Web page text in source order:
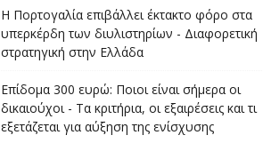
Η Πορτογαλία επιβάλλει έκτακτο φόρο στα
υπερκέρδη των διυλιστηρίων - Διαφορετική
στρατηγική στην Ελλάδα
Επίδομα 300 ευρώ: Ποιοι είναι σήμερα οι
δικαιούχοι - Τα κριτήρια, οι εξαιρέσεις και τι
εξετάζεται για αύξηση της ενίσχυσης